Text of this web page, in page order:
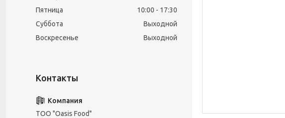
Пятница
10:00
17:30
Суббота
Выходной
Воскресенье
Выходной
ТОО "Oasis Food"